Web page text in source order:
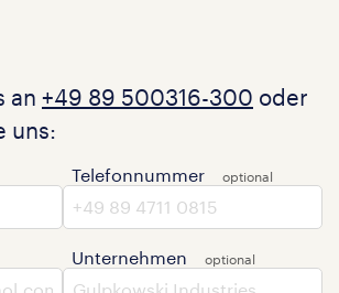
an +49 89 500316-300 oder
uns:
Telefonnummer
Unternehmen